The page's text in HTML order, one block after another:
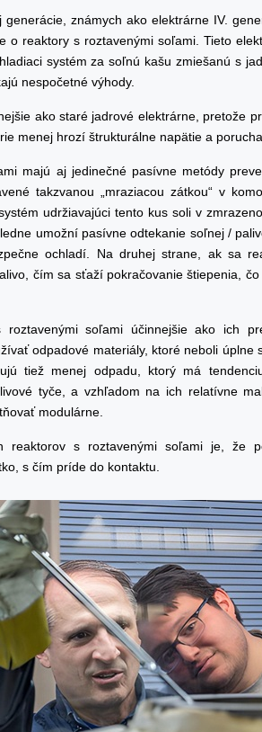
známych ako elektrárne IV.
o reaktory s roztavenými soľami. Tieto
systém za soľnú kašu zmiešanú s
nespočetné výhody.
ako staré jadrové elektrárne, pretože
menej hrozí štrukturálne napätie a porucha.
majú aj jedinečné pasívne metódy
takzvanou „mraziacou zátkou“ v
udržiavajúci tento kus soli v
umožní pasívne odtekanie soľnej /
ochladí. Na druhej strane, ak sa
čím sa sťaží pokračovanie štiepenia,
soľami účinnejšie ako ich
odpadové materiály, ktoré neboli úplne
tiež menej odpadu, ktorý má
tyče, a vzhľadom na ich relatívne
modulárne.
reaktorov s roztavenými soľami je, že
s čím príde do kontaktu.